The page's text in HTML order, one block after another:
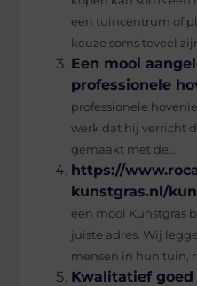
een tuincentrum of
keuze soms teveel
Een mooi
professionele
professionele
werk dat hij verricht
gemaakt met de...
https://
kunstgras.nl/
een mooi Kunstgras
juiste adres. Wij
mensen in hun tuin,
Kwalitatief